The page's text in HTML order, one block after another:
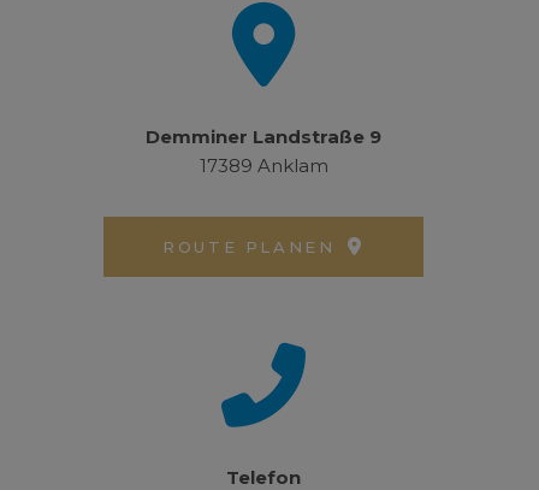
Demminer Landstraße 9
17389 Anklam
ROUTE PLANEN
Telefon